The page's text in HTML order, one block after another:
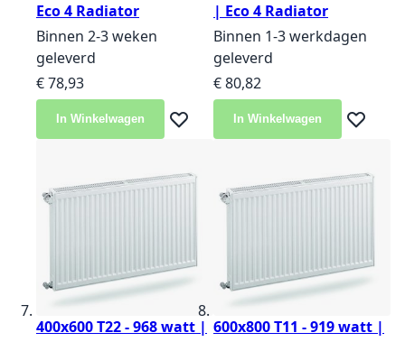
Eco 4 Radiator
Binnen 2-3 weken
geleverd
€ 78,93
In Winkelwagen Voeg toe aan verlanglijst
| Eco 4 Radiator
Binnen 1-3 werkdagen
geleverd
€ 80,82
In Winkelwagen Voeg
400x600 T22 - 968 watt | 600x800 T11 - 919 watt |